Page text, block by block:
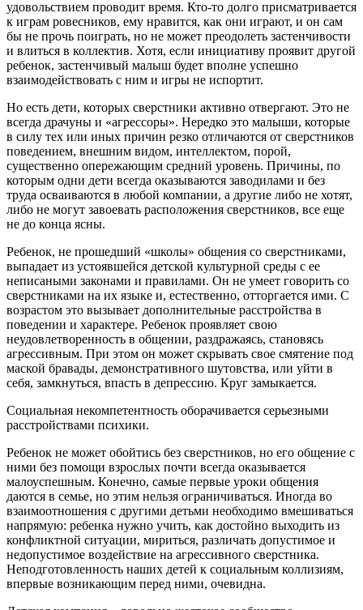
удовольствием проводит время. Кто-то долго присматривается
к играм ровесников, ему нравится, как они играют, и он сам
бы не прочь поиграть, но не может преодолеть застенчивости
и влиться в коллектив. Хотя, если инициативу проявит другой
ребенок, застенчивый малыш будет вполне успешно
взаимодействовать с ним и игры не испортит.
Но есть дети, которых сверстники активно отвергают. Это не
всегда драчуны и «агрессоры». Нередко это малыши, которые
в силу тех или иных причин резко отличаются от сверстников
поведением, внешним видом, интеллектом, порой,
существенно опережающим средний уровень. Причины, по
которым одни дети всегда оказываются заводилами и без
труда осваиваются в любой компании, а другие либо не хотят,
либо не могут завоевать расположения сверстников, все еще
не до конца ясны.
Ребенок, не прошедший «школы» общения со сверстниками,
выпадает из устоявшейся детской культурной среды с ее
неписаными законами и правилами. Он не умеет говорить со
сверстниками на их языке и, естественно, отторгается ими. С
возрастом это вызывает дополнительные расстройства в
поведении и характере. Ребенок проявляет свою
неудовлетворенность в общении, раздражаясь, становясь
агрессивным. При этом он может скрывать свое смятение под
маской бравады, демонстративного шутовства, или уйти в
себя, замкнуться, впасть в депрессию. Круг замыкается.
Социальная некомпетентность оборачивается серьезными
расстройствами психики.
Ребенок не может обойтись без сверстников, но его общение с
ними без помощи взрослых почти всегда оказывается
малоуспешным. Конечно, самые первые уроки общения
даются в семье, но этим нельзя ограничиваться. Иногда во
взаимоотношения с другими детьми необходимо вмешиваться
напрямую: ребенка нужно учить, как достойно выходить из
конфликтной ситуации, мириться, различать допустимое и
недопустимое воздействие на агрессивного сверстника.
Неподготовленность наших детей к социальным коллизиям,
впервые возникающим перед ними, очевидна.